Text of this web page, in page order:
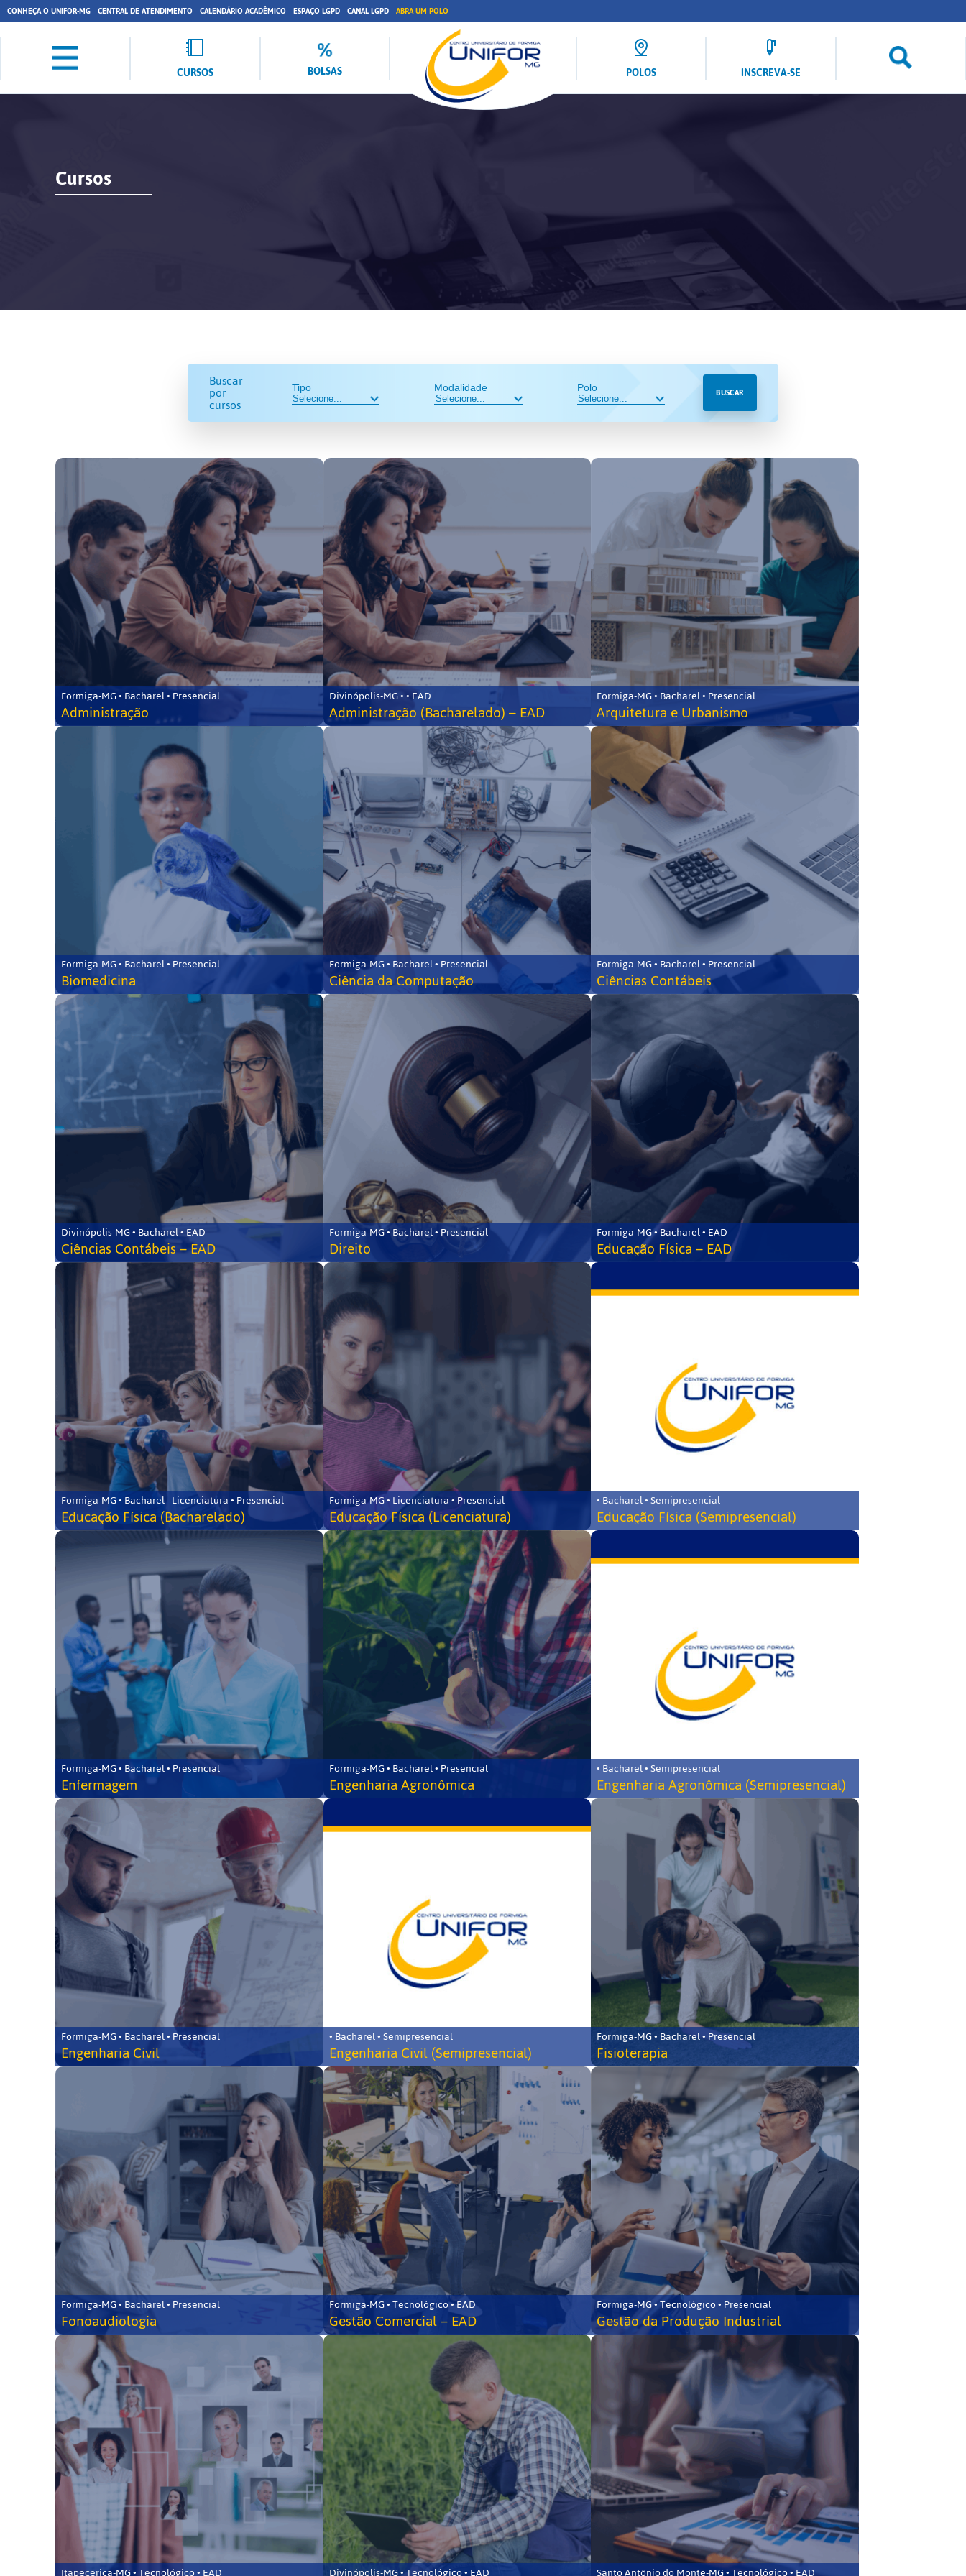
CONHEÇA O UNIFOR-MG CENTRAL DE ATENDIMENTO CALENDÁRIO ACADÊMICO ESPAÇO LGPD CANAL LGPD ABRA UM POLO
CURSOS BOLSAS POLOS INSCREVA-SE
Cursos
Buscar
por
cursos
Tipo Modalidade Polo BUSCAR
Formiga-MG • Bacharel • Presencial
Administração
Divinópolis-MG • • EAD
Administração (Bacharelado) – EAD
Formiga-MG • Bacharel • Presencial
Arquitetura e Urbanismo
Formiga-MG • Bacharel • Presencial
Biomedicina
Formiga-MG • Bacharel • Presencial
Ciência da Computação
Formiga-MG • Bacharel • Presencial
Ciências Contábeis
Divinópolis-MG • Bacharel • EAD
Ciências Contábeis – EAD
Formiga-MG • Bacharel • Presencial
Direito
Formiga-MG • Bacharel • EAD
Educação Física – EAD
Formiga-MG • Bacharel - Licenciatura • Presencial
Educação Física (Bacharelado)
Formiga-MG • Licenciatura • Presencial
Educação Física (Licenciatura)
• Bacharel • Semipresencial
Educação Física (Semipresencial)
Formiga-MG • Bacharel • Presencial
Enfermagem
Formiga-MG • Bacharel • Presencial
Engenharia Agronômica
• Bacharel • Semipresencial
Engenharia Agronômica (Semipresencial)
Formiga-MG • Bacharel • Presencial
Engenharia Civil
• Bacharel • Semipresencial
Engenharia Civil (Semipresencial)
Formiga-MG • Bacharel • Presencial
Fisioterapia
Formiga-MG • Bacharel • Presencial
Fonoaudiologia
Formiga-MG • Tecnológico • EAD
Gestão Comercial – EAD
Formiga-MG • Tecnológico • Presencial
Gestão da Produção Industrial